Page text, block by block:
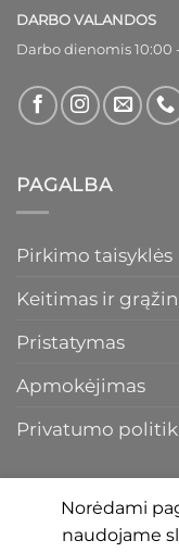
DARBO VALANDOS
Darbo dienomis 10:00
PAGALBA
Pirkimo taisyklės
Keitimas ir
Pristatymas
Apmokėjimas
Privatumo
Norėdami
naudojame